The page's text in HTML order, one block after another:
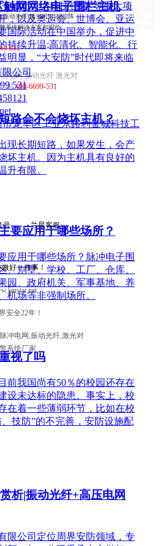
网网络电子围栏主机
城市”、“科技强警”等重大项
，以及奥运会、世博会、亚运
国际活动在中国举办，促进中
持续升温;高清化、智能化、行
明显，“大安防”时代即将来临
路会不会烧坏主机？
现长期短路，如果发生，会产
坏主机。因为主机具有良好的
升有限。
要应用于哪些场所？
应用于哪些场所？脉冲电子围
、别墅、学校、工厂、仓库、
园、政府机关、军事基地、养
机场等非强制场所。
视了吗
前我国尚有50％的校园还存在
设未达标的隐患。事实上，校
在着一些薄弱环节，比如在校
技防”的不完善，安防设施配
析|振动光纤+高压电网
限公司定位周界安防领域，专
振动光纤|激光对射|相控阵
系统解决方案和报价
531
电网 振动光纤 激光对
家400-6699-531
公司
531
龙华区工业东路利金城科技工
号 兰星客服
好一件事！
安全22年！
冲电网,振动光纤,激光对
系统厂家